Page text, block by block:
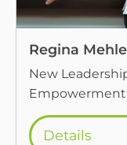
Regina
New
Empowerment
Details